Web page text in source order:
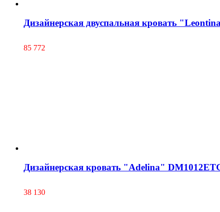
Дизайнерская двуспальная кровать
85 772
Дизайнерская кровать "Adelina"
38 130